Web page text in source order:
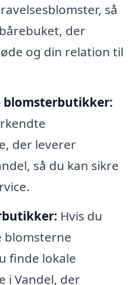
så
der
og din relation til
der leverer
så du kan sikre
Hvis du
finde lokale
i Vandel, der